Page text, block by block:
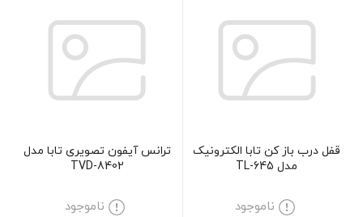
قفل درب باز کن تابا الکترونیک
مدل TL-645
ناموجود
ترانس آیفون تصویری تابا مدل
TVD-8402
ناموجود